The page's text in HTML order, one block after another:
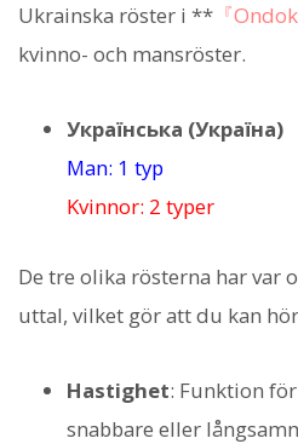
Ukrainska röster i ** 『
kvinno- och mansröster.
Українська (Україна)
Man: 1 typ
Kvinnor: 2 typer
De tre olika rösterna har var
uttal, vilket gör att du kan
Hastighet: Funktion
snabbare eller